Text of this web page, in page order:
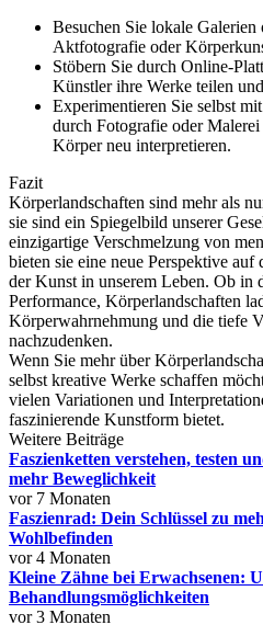
Besuchen Sie lokale
Aktfotografie oder
Stöbern Sie durch Online-
Künstler ihre Werke teilen
Experimentieren Sie selbst
durch Fotografie oder
Körper neu interpretieren.
Fazit
Körperlandschaften sind mehr als
sie sind ein Spiegelbild unserer
einzigartige Verschmelzung von
bieten sie eine neue Perspektive
der Kunst in unserem Leben. Ob in
Performance, Körperlandschaften
Körperwahrnehmung und die tiefe
nachzudenken.
Wenn Sie mehr über
selbst kreative Werke schaffen
vielen Variationen und
faszinierende Kunstform bietet.
Weitere Beiträge
Faszienketten verstehen, testen
mehr Beweglichkeit
vor 7 Monaten
Faszienrad: Dein Schlüssel zu
Wohlbefinden
vor 4 Monaten
Kleine Zähne bei Erwachsenen:
Behandlungsmöglichkeiten
vor 3 Monaten